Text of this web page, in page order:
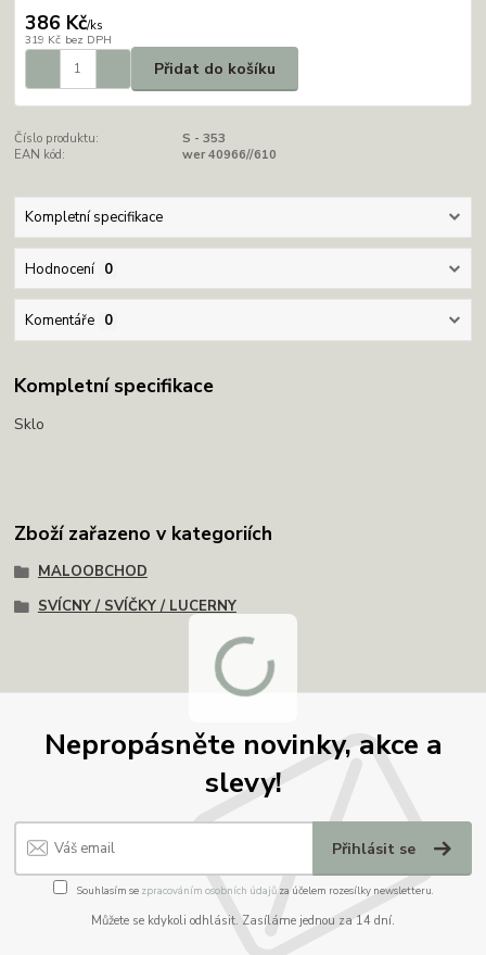
386 Kč/ks
319 Kč bez DPH
Přidat do košíku
Číslo produktu:
S - 353
EAN kód:
wer 40966//610
Kompletní specifikace
Hodnocení 0
Komentáře 0
Kompletní specifikace
Sklo
Zboží zařazeno v kategoriích
MALOOBCHOD
SVÍCNY / SVÍČKY / LUCERNY
Nepropásněte novinky, akce a
slevy!
Přihlásit se
Souhlasím se zpracováním osobních údajůza účelem rozesílky newsletteru.
Můžete se kdykoli odhlásit. Zasíláme jednou za 14 dní.